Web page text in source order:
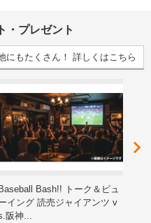
・プレゼント
にもたくさん！ 詳しくはこちら
Baseball Bash!! トーク＆ビュ
イング 読売ジャイアンツ v
阪神...